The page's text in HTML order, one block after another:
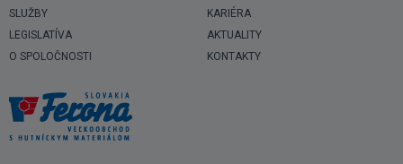
SLUŽBY
LEGISLATÍVA
O SPOLOČNOSTI
KARIÉRA
AKTUALITY
KONTAKTY